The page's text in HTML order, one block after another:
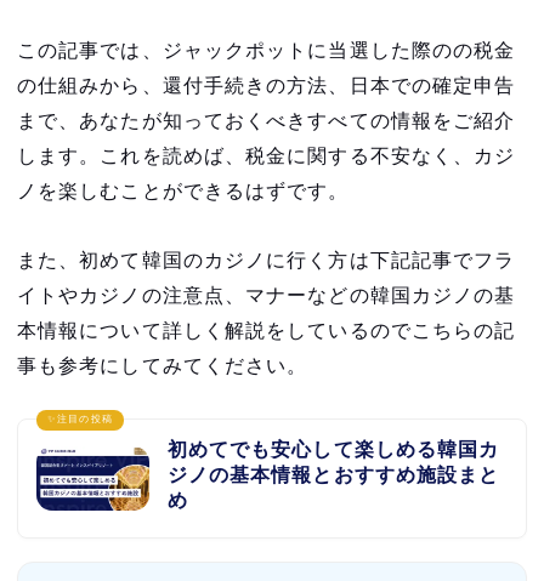
この記事では、ジャックポットに当選した際のの税金
の仕組みから、還付手続きの方法、日本での確定申告
まで、あなたが知っておくべきすべての情報をご紹介
します。これを読めば、税金に関する不安なく、カジ
ノを楽しむことができるはずです。
また、初めて韓国のカジノに行く方は下記記事でフラ
イトやカジノの注意点、マナーなどの韓国カジノの基
本情報について詳しく解説をしているのでこちらの記
事も参考にしてみてください。
✨注目の投稿
初めてでも安心して楽しめる韓国カ
ジノの基本情報とおすすめ施設まと
め